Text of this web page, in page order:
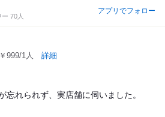
70人
アプリでフォロー
999/1人 詳細
れられず、実店舗に伺いました。